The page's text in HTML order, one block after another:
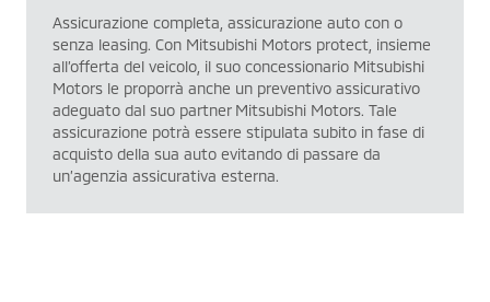
Assicurazione completa, assicurazione auto con o
senza leasing. Con Mitsubishi Motors protect, insieme
all’offerta del veicolo, il suo concessionario Mitsubishi
Motors le proporrà anche un preventivo assicurativo
adeguato dal suo partner Mitsubishi Motors. Tale
assicurazione potrà essere stipulata subito in fase di
acquisto della sua auto evitando di passare da
un’agenzia assicurativa esterna.